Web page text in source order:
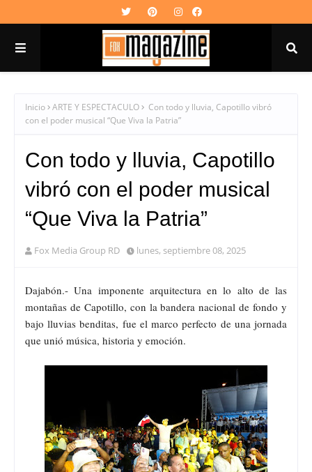
Inicio ARTE Y ESPECTACULO
Con todo y lluvia, Capotillo vibró
con el poder musical “Que Viva la Patria”
Con todo y lluvia, Capotillo
vibró con el poder musical
“Que Viva la Patria”
Fox Media Group RD lunes, septiembre 08, 2025
Dajabón.- Una imponente arquitectura en lo alto de las
montañas de Capotillo, con la bandera nacional de fondo y
bajo lluvias benditas, fue el marco perfecto de una jornada
que unió música, historia y emoción.